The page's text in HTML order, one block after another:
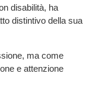
disabilità, ha
distintivo della sua
ma come
e attenzione